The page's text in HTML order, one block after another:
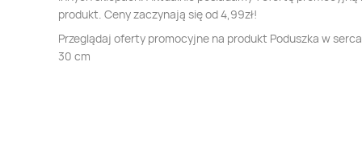
produkt. Ceny zaczynają się od 4,99zł!
Przeglądaj oferty promocyjne na produkt Poduszka w
30 cm